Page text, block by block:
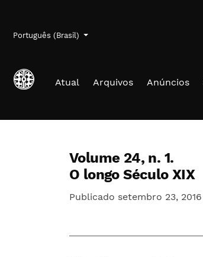
Idioma
Português (Brasil)
Menu de
Atual Arquivos Anúncios
Volume 24, n. 1.
O longo Século XIX
Publicado setembro 23, 2016